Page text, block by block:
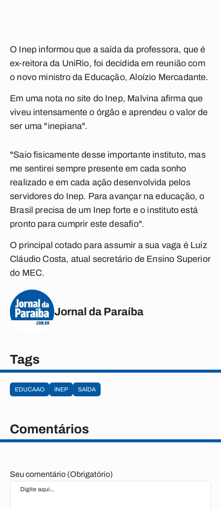
O Inep informou que a saída da professora, que é
ex-reitora da UniRio, foi decidida em reunião com
o novo ministro da Educação, Aloízio Mercadante.
Em uma nota no site do Inep, Malvina afirma que
viveu intensamente o órgão e aprendeu o valor de
ser uma "inepiana".
"Saio fisicamente desse importante instituto, mas
me sentirei sempre presente em cada sonho
realizado e em cada ação desenvolvida pelos
servidores do Inep. Para avançar na educação, o
Brasil precisa de um Inep forte e o instituto está
pronto para cumprir este desafio".
O principal cotado para assumir a sua vaga é Luiz
Cláudio Costa, atual secretário de Ensino Superior
do MEC.
Jornal da Paraíba
Tags
EDUCAAO INEP SAÍDA
Comentários
Seu comentário (Obrigatório)